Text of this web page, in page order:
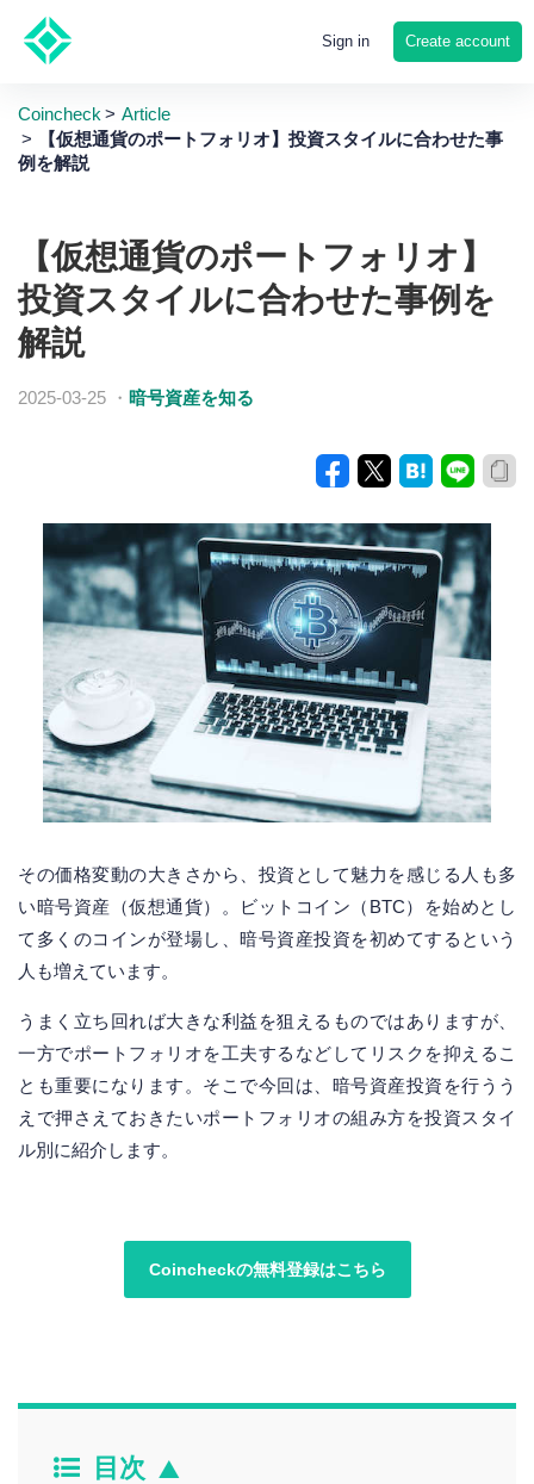
Sign in Create account
Coincheck
Article
【仮想通貨のポートフォリオ】投資スタイルに合わせた事
例を解説
【仮想通貨のポートフォリオ】
投資スタイルに合わせた事例を
解説
2025-03-25 ・ 暗号資産を知る
その価格変動の大きさから、投資として魅力を感じる人も多
い暗号資産（仮想通貨）。ビットコイン（BTC）を始めとし
て多くのコインが登場し、暗号資産投資を初めてするという
人も増えています。
うまく立ち回れば大きな利益を狙えるものではありますが、
一方でポートフォリオを工夫するなどしてリスクを抑えるこ
とも重要になります。そこで今回は、暗号資産投資を行うう
えで押さえておきたいポートフォリオの組み方を投資スタイ
ル別に紹介します。
Coincheckの無料登録はこちら
目次